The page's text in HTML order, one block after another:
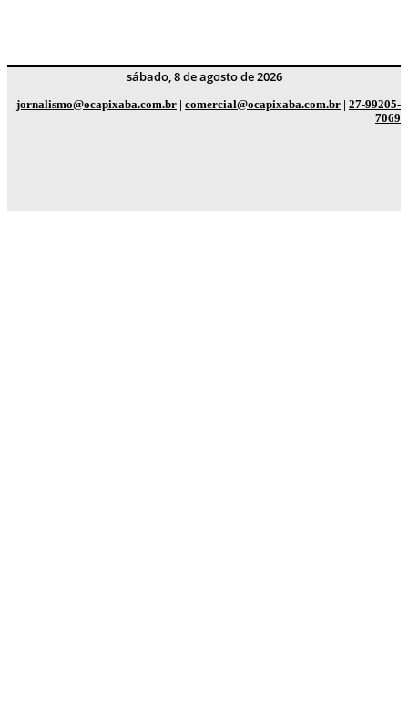
sábado, 8 de agosto de 2026
jornalismo@ocapixaba.com.br | comercial@ocapixaba.com.br | 27-99205-
7069